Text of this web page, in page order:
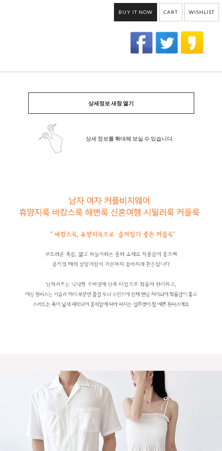
BUY IT NOW CART WISHLIST
상세정보 새창 열기
상세 정보를 확대해 보실 수 있습니다.